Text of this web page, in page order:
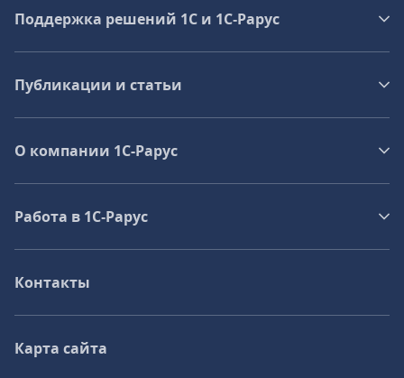
Поддержка решений 1С и 1С‑Рарус
Публикации и статьи
О компании 1C-Рарус
Работа в 1С‑Рарус
Контакты
Карта сайта